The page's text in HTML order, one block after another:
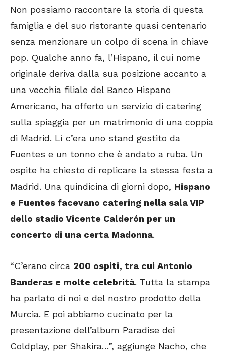
Non possiamo raccontare la storia di questa
famiglia e del suo ristorante quasi centenario
senza menzionare un colpo di scena in chiave
pop. Qualche anno fa, l’Hispano, il cui nome
originale deriva dalla sua posizione accanto a
una vecchia filiale del Banco Hispano
Americano, ha offerto un servizio di catering
sulla spiaggia per un matrimonio di una coppia
di Madrid. Lì c’era uno stand gestito da
Fuentes e un tonno che è andato a ruba. Un
ospite ha chiesto di replicare la stessa festa a
Madrid. Una quindicina di giorni dopo, Hispano
e Fuentes facevano catering nella sala VIP
dello stadio Vicente Calderón per un
concerto di una certa Madonna.
“C’erano circa 200 ospiti, tra cui Antonio
Banderas e molte celebrità. Tutta la stampa
ha parlato di noi e del nostro prodotto della
Murcia. E poi abbiamo cucinato per la
presentazione dell’album Paradise dei
Coldplay, per Shakira…”, aggiunge Nacho, che